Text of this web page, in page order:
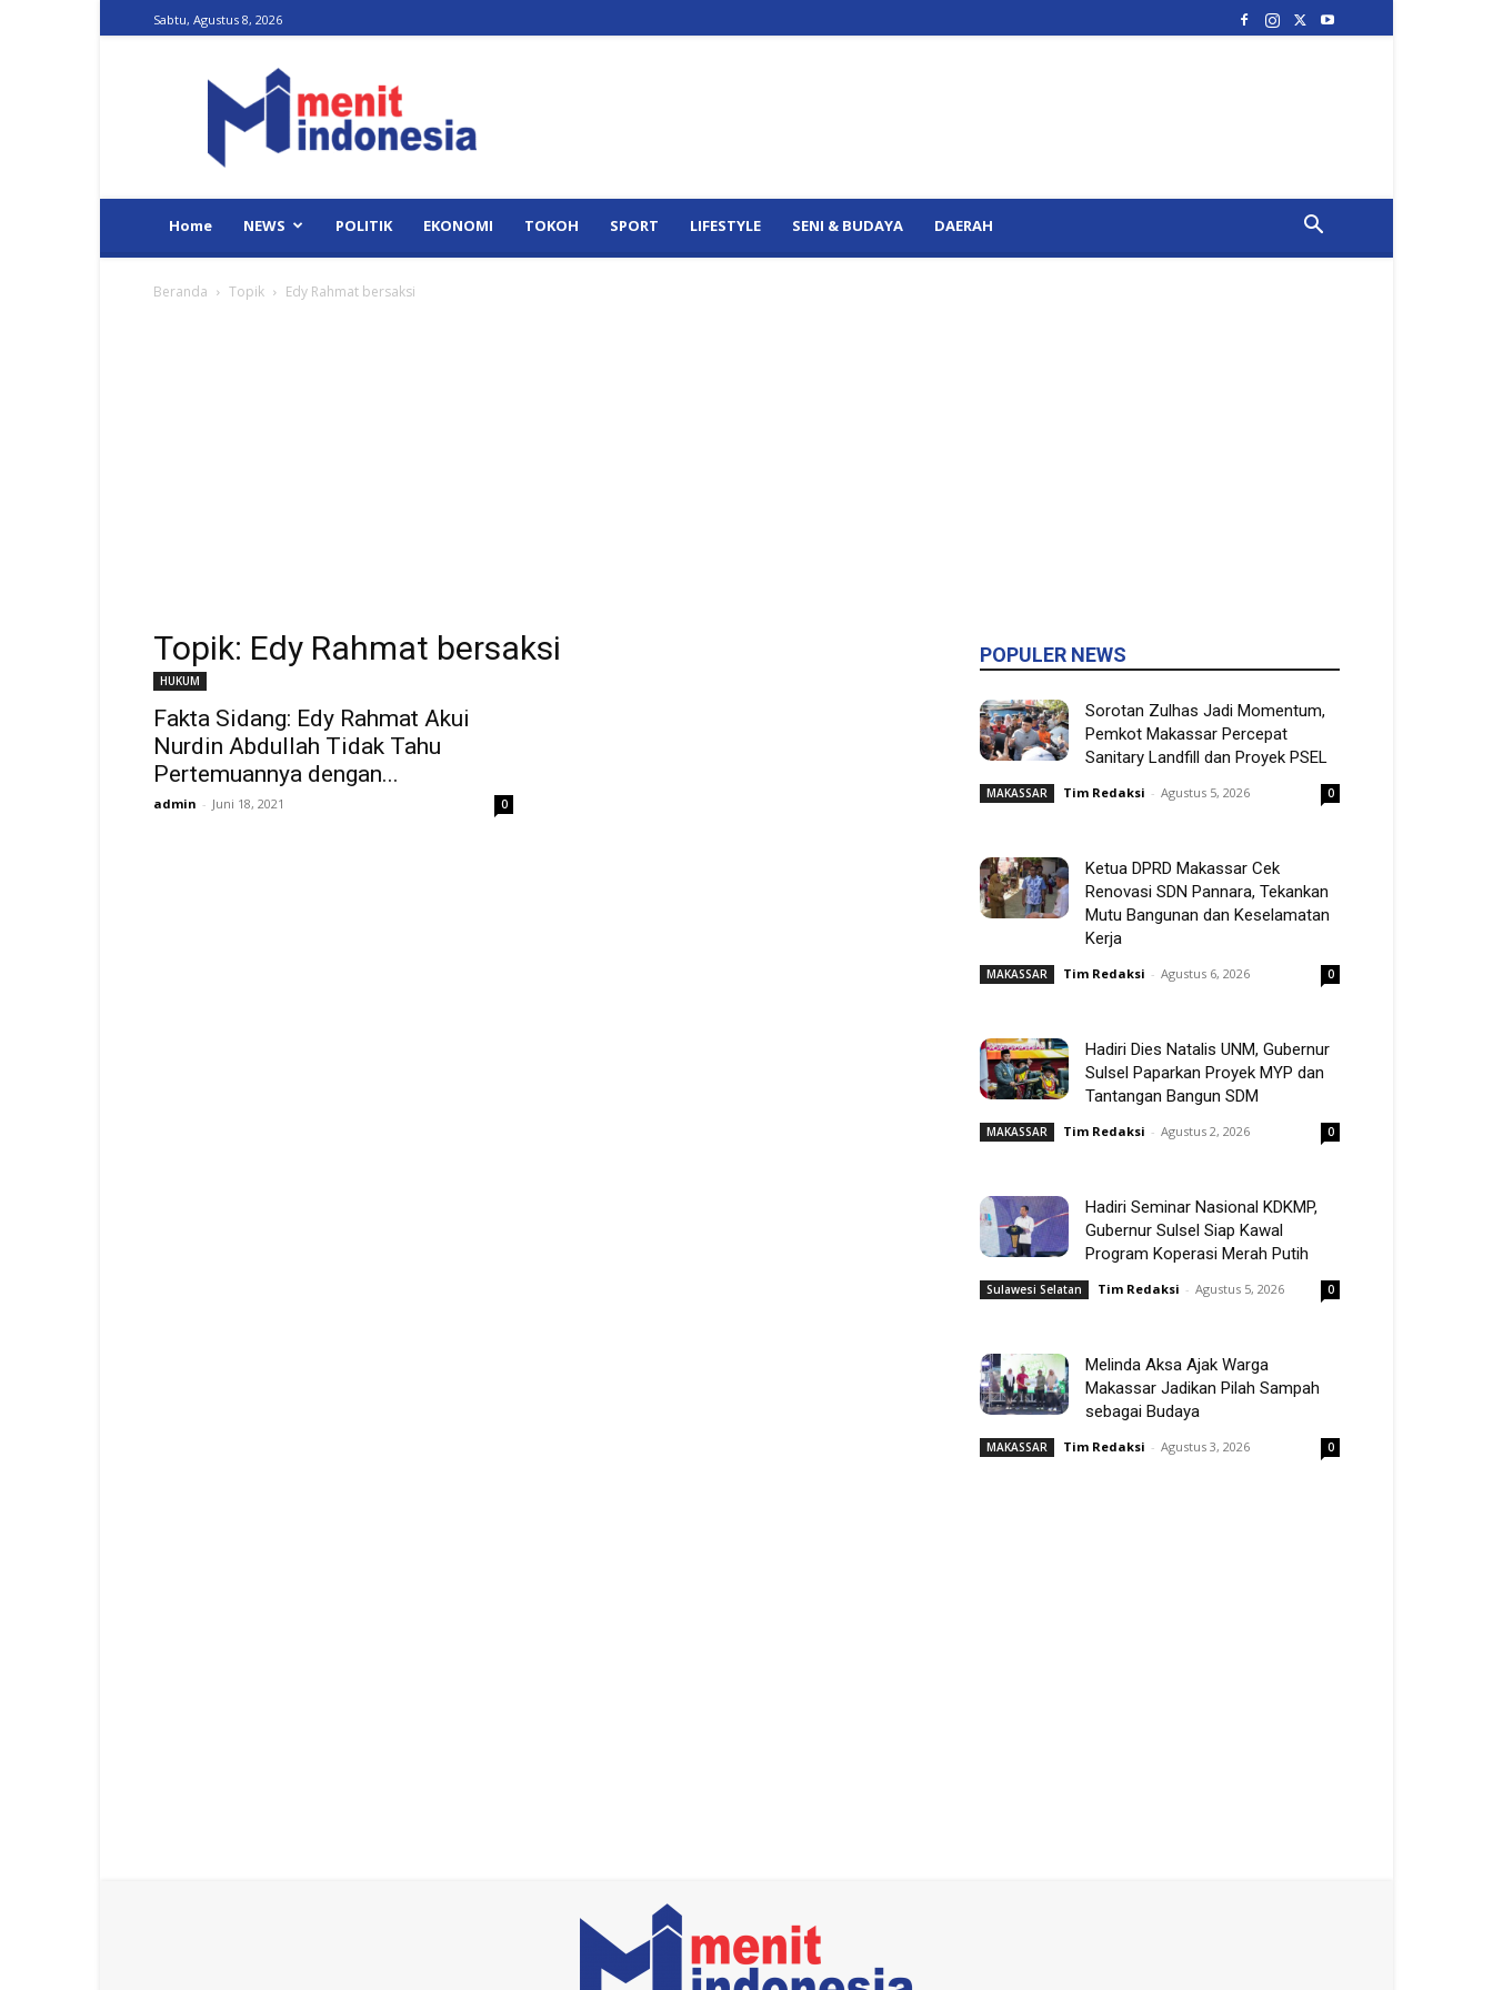
Sabtu, Agustus 8, 2026
Indonesia
Home NEWS POLITIK EKONOMI TOKOH SPORT LIFESTYLE SENI & BUDAYA DAERAH
Beranda Topik Edy Rahmat bersaksi
Topik: Edy Rahmat bersaksi
HUKUM
Fakta Sidang: Edy Rahmat Akui
Nurdin Abdullah Tidak Tahu
Pertemuannya dengan...
admin - Juni 18, 2021 0
POPULER NEWS
Sorotan Zulhas Jadi Momentum,
Pemkot Makassar Percepat
Sanitary Landfill dan Proyek PSEL
MAKASSAR Tim Redaksi - Agustus 5, 2026 0
Ketua DPRD Makassar Cek
Renovasi SDN Pannara, Tekankan
Mutu Bangunan dan Keselamatan
Kerja
MAKASSAR Tim Redaksi - Agustus 6, 2026 0
Hadiri Dies Natalis UNM, Gubernur
Sulsel Paparkan Proyek MYP dan
Tantangan Bangun SDM
MAKASSAR Tim Redaksi - Agustus 2, 2026 0
Hadiri Seminar Nasional KDKMP,
Gubernur Sulsel Siap Kawal
Program Koperasi Merah Putih
Sulawesi Selatan Tim Redaksi - Agustus 5, 2026 0
Melinda Aksa Ajak Warga
Makassar Jadikan Pilah Sampah
sebagai Budaya
MAKASSAR Tim Redaksi - Agustus 3, 2026 0